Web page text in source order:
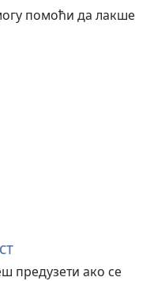
помоћи да лакше
предузети ако се